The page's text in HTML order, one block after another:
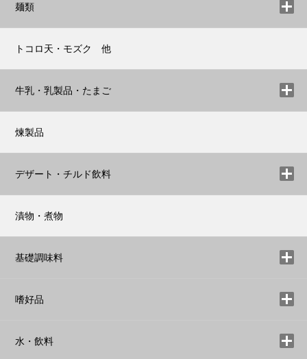
麺類
トコロ天・モズク 他
牛乳・乳製品・たまご
煉製品
デザート・チルド飲料
漬物・煮物
基礎調味料
嗜好品
水・飲料